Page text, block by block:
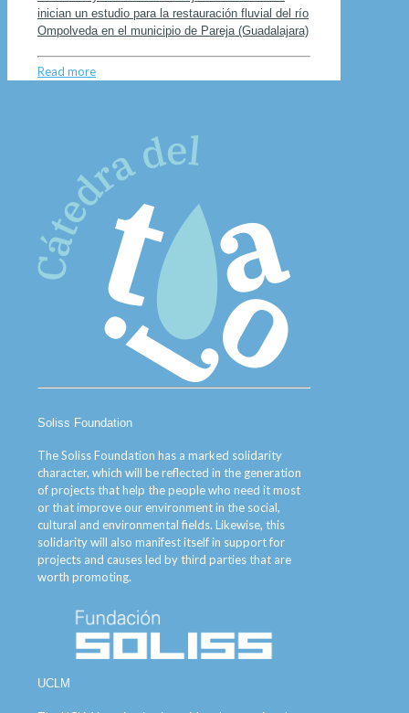
inician un estudio para la restauración fluvial del río
Ompolveda en el municipio de Pareja (Guadalajara)
Read more
Soliss Foundation
The Soliss Foundation has a marked solidarity
character, which will be reflected in the generation
of projects that help the people who need it most
or that improve our environment in the social,
cultural and environmental fields. Likewise, this
solidarity will also manifest itself in support for
projects and causes led by third parties that are
worth promoting.
UCLM